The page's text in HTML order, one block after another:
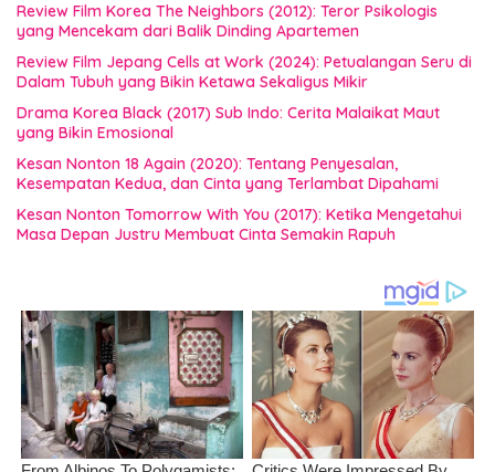
Review Film Korea The Neighbors (2012): Teror Psikologis
yang Mencekam dari Balik Dinding Apartemen
Review Film Jepang Cells at Work (2024): Petualangan Seru di
Dalam Tubuh yang Bikin Ketawa Sekaligus Mikir
Drama Korea Black (2017) Sub Indo: Cerita Malaikat Maut
yang Bikin Emosional
Kesan Nonton 18 Again (2020): Tentang Penyesalan,
Kesempatan Kedua, dan Cinta yang Terlambat Dipahami
Kesan Nonton Tomorrow With You (2017): Ketika Mengetahui
Masa Depan Justru Membuat Cinta Semakin Rapuh